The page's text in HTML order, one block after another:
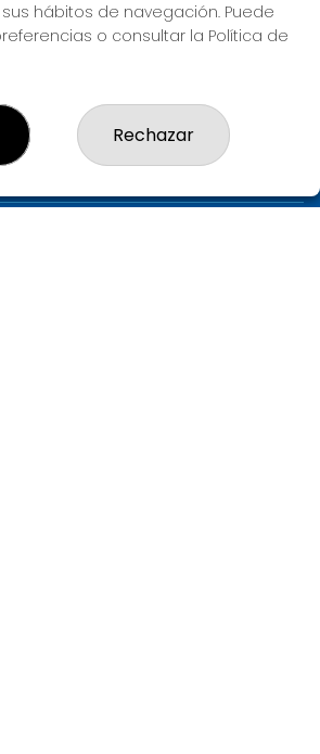
EURODREAMS
hábitos de navegación. Puede
o consultar la Política de
Rechazar